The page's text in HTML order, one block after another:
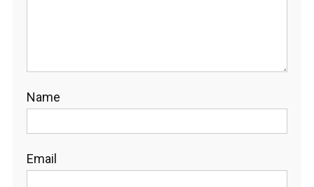
Name
Email